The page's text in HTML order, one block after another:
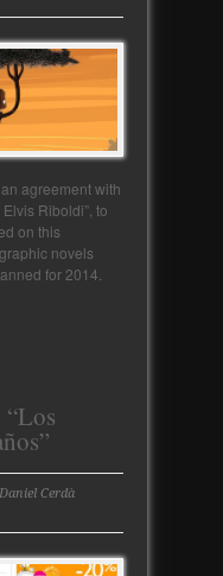
agreement with
Riboldi”, to
on this
novels
for 2014.
Cerdà